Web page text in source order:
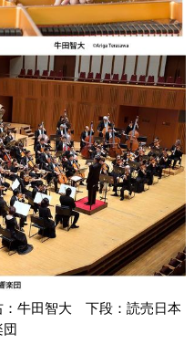
牛田智大 下段：読売日本